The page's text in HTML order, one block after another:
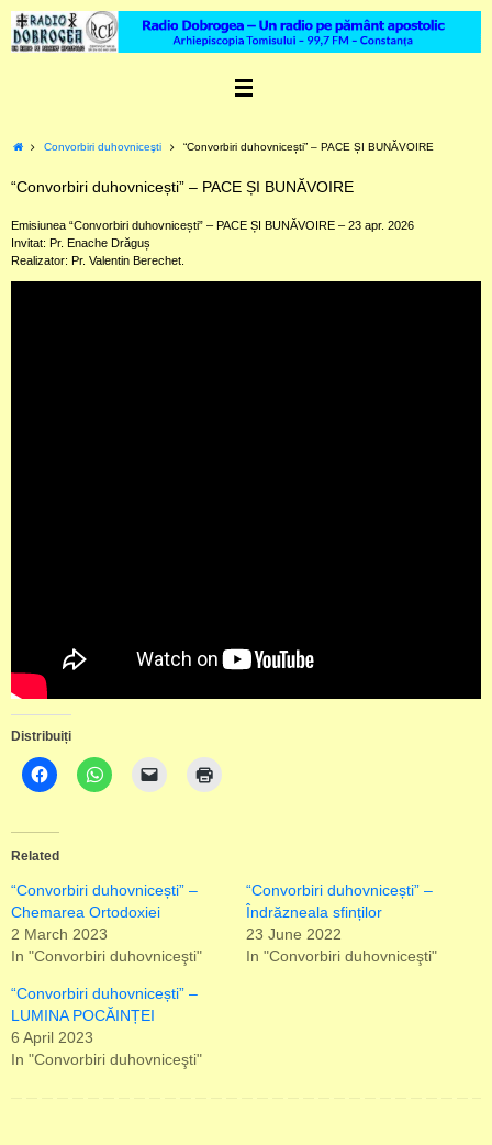
content
HomeConvorbiri duhovniceşti “Convorbiri duhovnicești” – PACE ȘI BUNĂVOIRE
“Convorbiri duhovnicești” – PACE ȘI BUNĂVOIRE
Emisiunea “Convorbiri duhovnicești” – PACE ȘI BUNĂVOIRE – 23 apr. 2026
Invitat: Pr. Enache Drăguș
Realizator: Pr. Valentin Berechet.
Distribuiți
Related
“Convorbiri duhovnicești” –
Chemarea Ortodoxiei
2 March 2023
In "Convorbiri duhovniceşti"
“Convorbiri duhovnicești” –
Îndrăzneala sfinților
23 June 2022
In "Convorbiri duhovniceşti"
“Convorbiri duhovnicești” –
LUMINA POCĂINȚEI
6 April 2023
In "Convorbiri duhovniceşti"